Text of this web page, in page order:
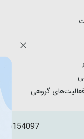
فعالیت‌های گروهی
6154097